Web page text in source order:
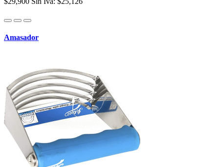
Amasador